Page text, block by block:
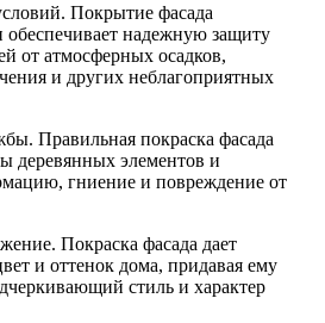
Покрытие фасада
надежную защиту
от атмосферных осадков,
и других неблагоприятных
Правильная покраска фасада
деревянных элементов и
гниение и повреждение от
Покраска фасада дает
и оттенок дома, придавая ему
стиль и характер